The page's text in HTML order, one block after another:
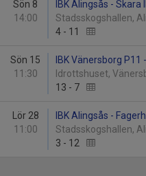
Sön 8
14:00
IBK Alingsås -
Stadsskogshallen,
4 - 11
Sön 15
11:30
IBK Vänersborg P11
Idrottshuset,
13 - 7
Lör 28
11:00
IBK Alingsås -
Stadsskogshallen,
3 - 12